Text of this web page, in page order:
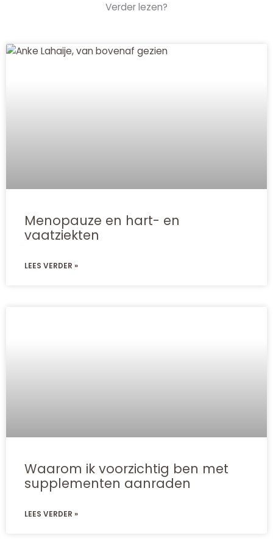
Verder lezen?
Menopauze en hart- en
vaatziekten
LEES VERDER »
Waarom ik voorzichtig ben met
supplementen aanraden
LEES VERDER »